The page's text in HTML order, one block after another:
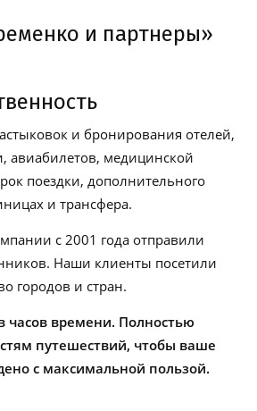
и партнеры»
и бронирования отелей,
авиабилетов, медицинской
поездки, дополнительного
и трансфера.
с 2001 года отправили
Наши клиенты посетили
городов и стран.
часов времени. Полностью
путешествий, чтобы ваше
с максимальной пользой.